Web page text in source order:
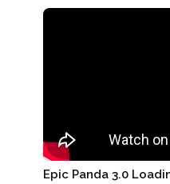
Epic Panda 3.0